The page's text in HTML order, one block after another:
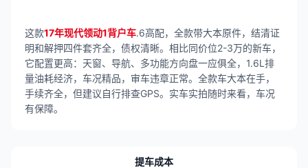
这款17年现代领动1背户车.6高配，全款带大本原件，结清证
明和解押四件套齐全，债权清晰。相比同价位2-3万的新车，
它配置更高：天窗、导航、多功能方向盘一应俱全，1.6L排
量油耗经济，车况精品，审车违章正常。全款车大本在手，
手续齐全，但建议自行排查GPS。实车实拍随时来看，车况
有保障。
提车成本